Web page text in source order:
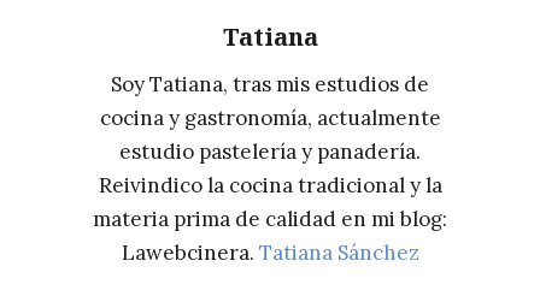
Tatiana
Soy Tatiana, tras mis estudios de
cocina y gastronomía, actualmente
estudio pastelería y panadería.
Reivindico la cocina tradicional y la
materia prima de calidad en mi blog:
Lawebcinera. Tatiana Sánchez